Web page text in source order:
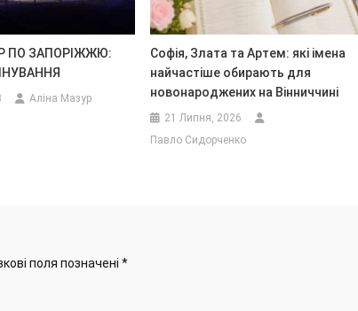
ПО ЗАПОРІЖЖЮ:
Аліна Мазур
Софія, Злата та Артем: які імена
найчастіше обирають для
новонароджених на Вінниччині
21 Липня, 2026
Павло Сидорченко
поля позначені *